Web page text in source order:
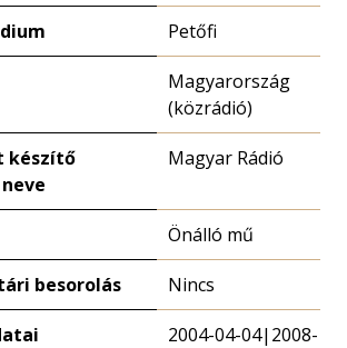
Petőfi
Magyarország
(közrádió)
készítő
Magyar Rádió
Önálló mű
besorolás Nincs
2004-04-04|2008-